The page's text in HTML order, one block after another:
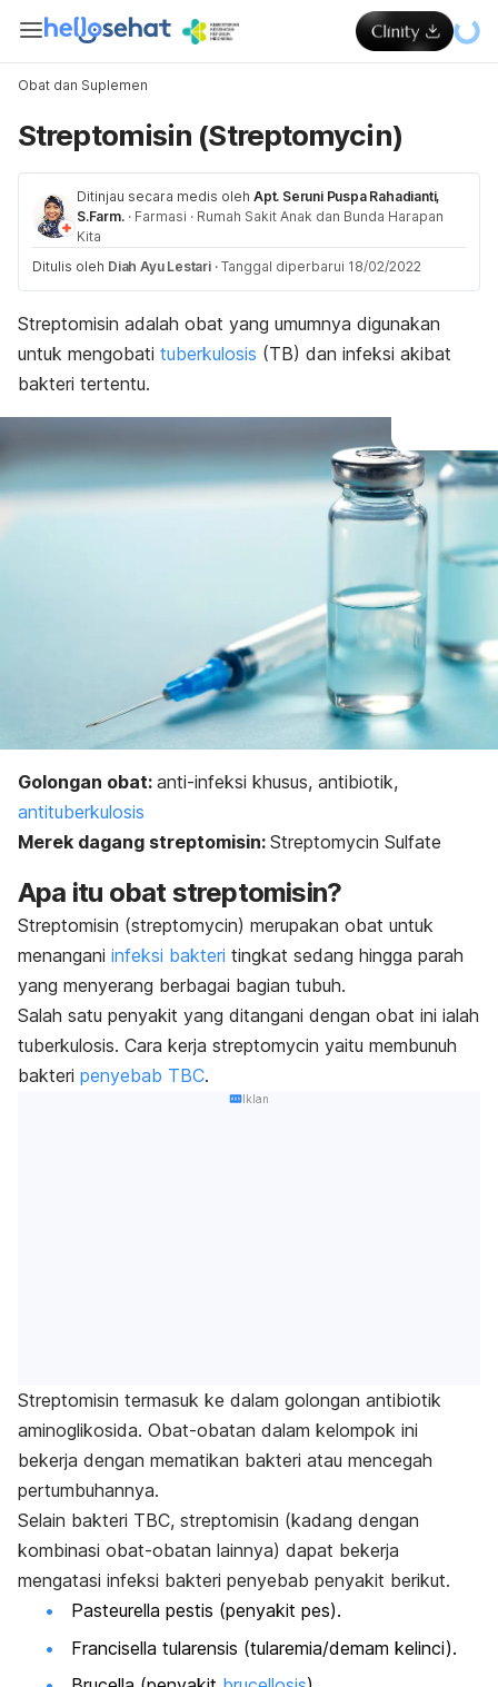
Obat dan Suplemen
Streptomisin (Streptomycin)
Ditinjau secara medis oleh Apt. Seruni Puspa Rahadianti,
S.Farm. · Farmasi · Rumah Sakit Anak dan Bunda Harapan
Kita
Ditulis oleh Diah Ayu Lestari · Tanggal diperbarui 18/02/2022
Streptomisin adalah obat yang umumnya digunakan
untuk mengobati tuberkulosis (TB) dan infeksi akibat
bakteri tertentu.
Golongan obat: anti-infeksi khusus, antibiotik,
antituberkulosis
Merek dagang streptomisin: Streptomycin Sulfate
Apa itu obat streptomisin?
Streptomisin (streptomycin) merupakan obat untuk
menangani infeksi bakteri tingkat sedang hingga parah
yang menyerang berbagai bagian tubuh.
Salah satu penyakit yang ditangani dengan obat ini ialah
tuberkulosis. Cara kerja streptomycin yaitu membunuh
bakteri penyebab TBC.
Iklan
Streptomisin termasuk ke dalam golongan antibiotik
aminoglikosida. Obat-obatan dalam kelompok ini
bekerja dengan mematikan bakteri atau mencegah
pertumbuhannya.
Selain bakteri TBC, streptomisin (kadang dengan
kombinasi obat-obatan lainnya) dapat bekerja
mengatasi infeksi bakteri penyebab penyakit berikut.
Pasteurella pestis (penyakit pes).
Francisella tularensis (tularemia/demam kelinci).